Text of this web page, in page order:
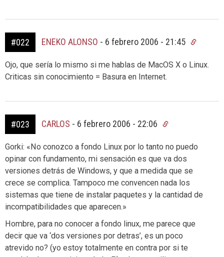
#022 ENEKO ALONSO - 6 febrero 2006 - 21:45
Ojo, que sería lo mismo si me hablas de MacOS X o Linux.
Criticas sin conocimiento = Basura en Internet.
#023 CARLOS - 6 febrero 2006 - 22:06
Gorki: «No conozco a fondo Linux por lo tanto no puedo
opinar con fundamento, mi sensación es que va dos
versiones detrás de Windows, y que a medida que se
crece se complica. Tampoco me convencen nada los
sistemas que tiene de instalar paquetes y la cantidad de
incompatibilidades que aparecen.»
Hombre, para no conocer a fondo linux, me parece que
decir que va ‘dos versiones por detras’, es un poco
atrevido no? (yo estoy totalmente en contra por si te